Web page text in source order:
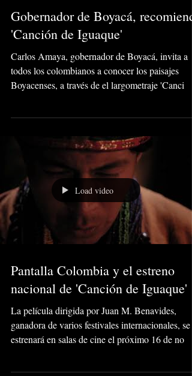
Gobernador de Boyacá,
'Canción de Iguaque'
Carlos Amaya, gobernador de Boyacá, invita a
todos los colombianos a conocer los paisajes
Boyacenses, a través de el largometraje 'Canci
Load video
Pantalla Colombia y el estreno
nacional de 'Canción de Iguaque'
La película dirigida por Juan M. Benavides,
ganadora de varios festivales internacionales, se
estrenará en salas de cine el próximo 16 de no